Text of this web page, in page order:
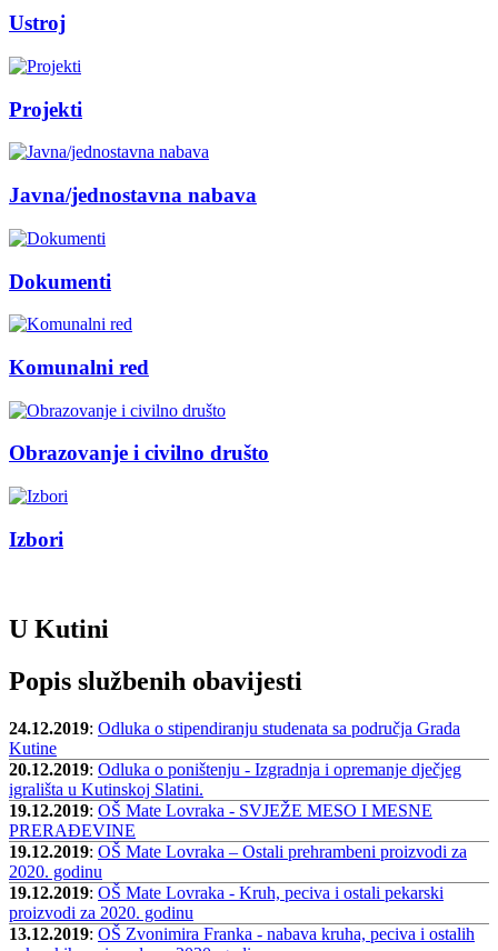
Ustroj
Projekti
Javna/jednostavna nabava
Dokumenti
Komunalni red
Obrazovanje i civilno društo
Izbori
U Kutini
Popis službenih obavijesti
24.12.2019: Odluka o stipendiranju studenata sa područja Grada
Kutine
20.12.2019: Odluka o poništenju - Izgradnja i opremanje dječjeg
igrališta u Kutinskoj Slatini.
19.12.2019: OŠ Mate Lovraka - SVJEŽE MESO I MESNE
PRERAĐEVINE
19.12.2019: OŠ Mate Lovraka – Ostali prehrambeni proizvodi za
2020. godinu
19.12.2019: OŠ Mate Lovraka - Kruh, peciva i ostali pekarski
proizvodi za 2020. godinu
13.12.2019: OŠ Zvonimira Franka - nabava kruha, peciva i ostalih